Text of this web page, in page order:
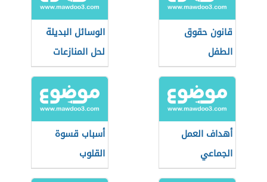
قانون حقوق
الطفل
الوسائل البديلة
لحل المنازعات
أهداف العمل
الجماعي
أسباب قسوة
القلوب